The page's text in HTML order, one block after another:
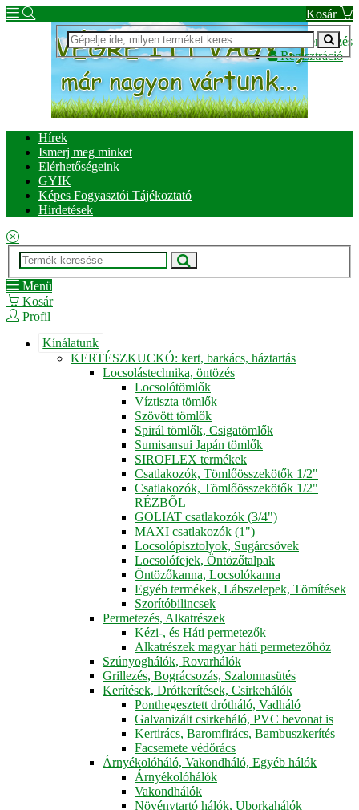
Kosár
Bejelentkezés
Regisztráció
Hírek
Ismerj meg minket
Elérhetőségeink
GYIK
Képes Fogyasztói Tájékoztató
Hirdetések
Menü
Kosár
Profil
Kínálatunk
KERTÉSZKUCKÓ: kert, barkács, háztartás
Locsolástechnika, öntözés
Locsolótömlők
Víztiszta tömlők
Szövött tömlők
Spirál tömlők, Csigatömlők
Sumisansui Japán tömlők
SIROFLEX termékek
Csatlakozók, Tömlőösszekötők 1/2"
Csatlakozók, Tömlőösszekötők 1/2"
RÉZBŐL
GOLIAT csatlakozók (3/4")
MAXI csatlakozók (1")
Locsolópisztolyok, Sugárcsövek
Locsolófejek, Öntözőtalpak
Öntözőkanna, Locsolókanna
Egyéb termékek, Lábszelepek, Tömítések
Szorítóbilincsek
Permetezés, Alkatrészek
Kézi-, és Háti permetezők
Alkatrészek magyar háti permetezőhöz
Szúnyoghálók, Rovarhálók
Grillezés, Bográcsozás, Szalonnasütés
Kerítések, Drótkerítések, Csirkehálók
Ponthegesztett drótháló, Vadháló
Galvanizált csirkeháló, PVC bevonat is
Kertirács, Baromfirács, Bambuszkerítés
Facsemete védőrács
Árnyékolóháló, Vakondháló, Egyéb hálók
Árnyékolóhálók
Vakondhálók
Növénytartó hálók, Uborkahálók